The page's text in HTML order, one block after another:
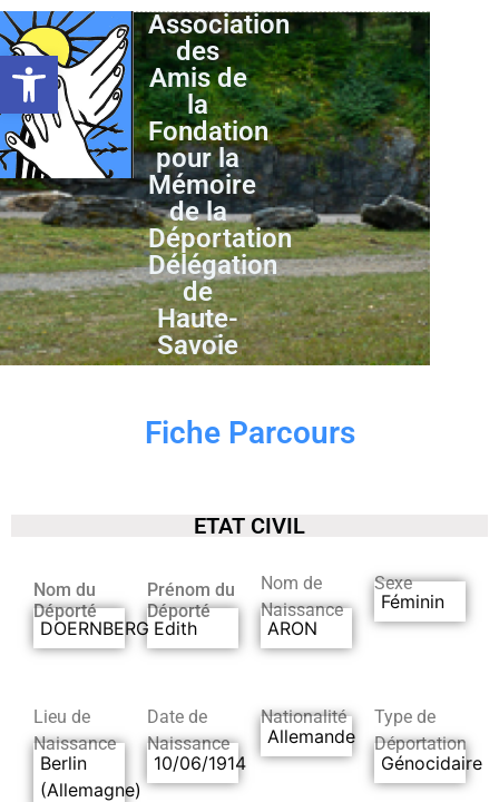
Ouvrir la barre d’outils
Association
des
Amis de
la
Fondation
pour la
Mémoire
de la
Déportation
Délégation
de
Haute-
Savoie
Fiche Parcours
ETAT CIVIL
Nom du
Déporté
DOERNBERG
Prénom du
Déporté
Edith
Nom de
Naissance
ARON
Sexe
Féminin
Lieu de
Naissance
Berlin
(Allemagne)
Date de
Naissance
10/06/1914
Nationalité
Allemande
Type de
Déportation
Génocidaire